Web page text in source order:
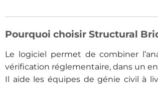
Pourquoi choisir Structural
Le logiciel permet de combiner
vérification réglementaire, dans un
Il aide les équipes de génie civil à